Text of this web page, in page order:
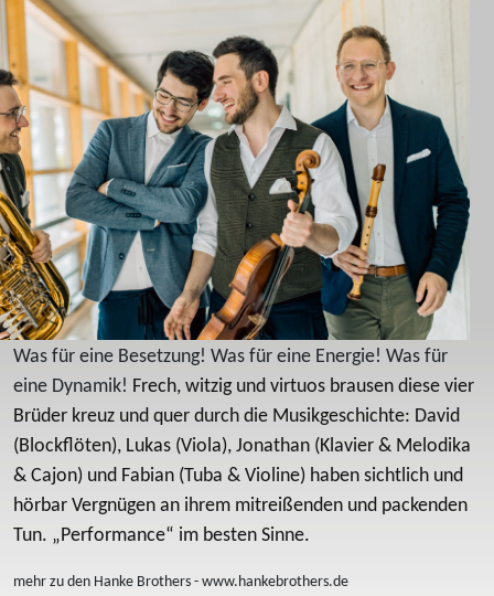
Was für eine Besetzung! Was für eine Energie! Was für
eine Dynamik! Frech, witzig und virtuos brausen diese vier
Brüder kreuz und quer durch die Musikgeschichte: David
(Blockflöten), Lukas (Viola), Jonathan (Klavier & Melodika
& Cajon) und Fabian (Tuba & Violine) haben sichtlich und
hörbar Vergnügen an ihrem mitreißenden und packenden
Tun. „Performance“ im besten Sinne.
mehr zu den Hanke Brothers - www.hankebrothers.de